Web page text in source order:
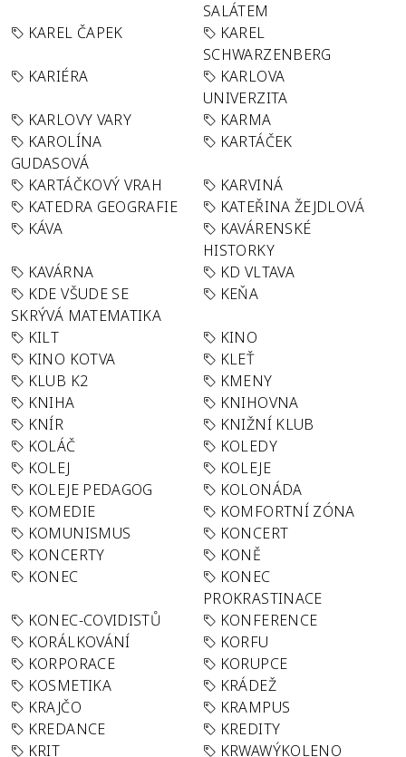
SALÁTEM
KAREL ČAPEK
KAREL
SCHWARZENBERG
KARIÉRA
KARLOVA
UNIVERZITA
KARLOVY VARY
KARMA
KAROLÍNA
GUDASOVÁ
KARTÁČEK
KARTÁČKOVÝ VRAH
KARVINÁ
KATEDRA GEOGRAFIE
KATEŘINA ŽEJDLOVÁ
KÁVA
KAVÁRENSKÉ
HISTORKY
KAVÁRNA
KD VLTAVA
KDE VŠUDE SE
SKRÝVÁ MATEMATIKA
KEŇA
KILT
KINO
KINO KOTVA
KLEŤ
KLUB K2
KMENY
KNIHA
KNIHOVNA
KNÍR
KNIŽNÍ KLUB
KOLÁČ
KOLEDY
KOLEJ
KOLEJE
KOLEJE PEDAGOG
KOLONÁDA
KOMEDIE
KOMFORTNÍ ZÓNA
KOMUNISMUS
KONCERT
KONCERTY
KONĚ
KONEC
KONEC
PROKRASTINACE
KONEC-COVIDISTŮ
KONFERENCE
KORÁLKOVÁNÍ
KORFU
KORPORACE
KORUPCE
KOSMETIKA
KRÁDEŽ
KRAJČO
KRAMPUS
KREDANCE
KREDITY
KRIT
KRWAWÝKOLENO